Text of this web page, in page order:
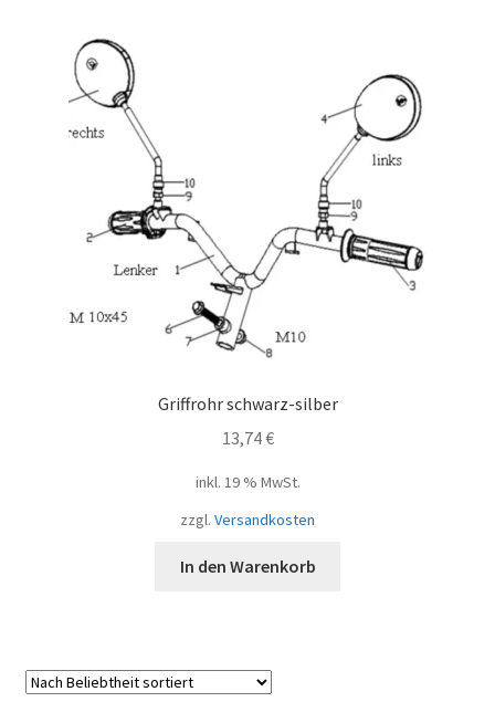
Griffrohr schwarz-silber
13,74€
inkl. 19 % MwSt.
zzgl. Versandkosten
In den Warenkorb